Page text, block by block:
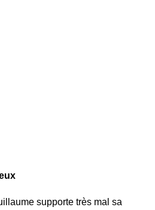
supporte très mal sa